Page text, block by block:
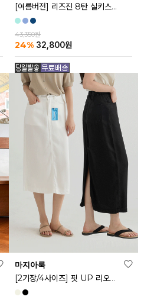
[여름버전] 리즈진 8탄 실키스판 와이드 아이스 데님 팬츠
43,350원
24% 32,800원
마지아룩
[2기장/4사이즈] 핏 UP 리오셀 스판 스커트